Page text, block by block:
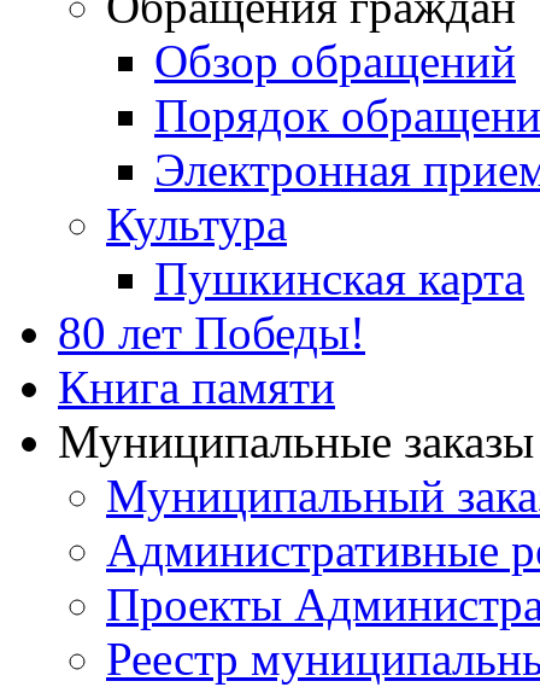
Обзор обращений
Порядок
Электронная
Культура
Пушкинская карта
80 лет Победы!
Книга памяти
Муниципальные
Муниципальный
Административные
Проекты
Реестр